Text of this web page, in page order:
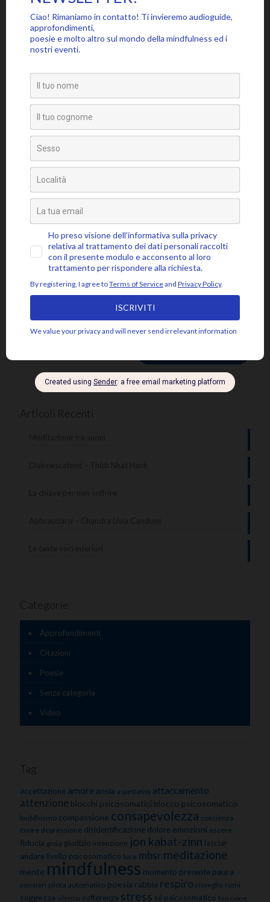
Lascia un commento
Il tuo indirizzo email non sarà pubblicato. I campi obbligatori
sono contrassegnati
Nome*
Email*
Sito web
Articoli Recenti
Categorie
Approfondimenti
Citazioni
Poesie
Senza categoria
Video
Tag
accettazione amore ansia aspettativa attaccamento
attenzione blocchi psicosomatici blocco psicosomatico
buddhismo compassione consapevolezza coscienza
cuore depressione disidentificazione dolore emozioni essere
fiducia gioia giudizio intenzione jon kabat-zinn lasciar
andare livello psicosomatico luce mbsr meditazione
mente mindfulness momento presente paura
pensieri pilota automatico poesia rabbia respiro risveglio rumi
saggezza silenzio sofferenza stress sé psicosomatico tensione